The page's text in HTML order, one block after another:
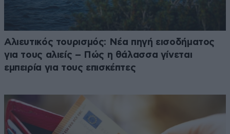
Αλιευτικός τουρισμός: Νέα πηγή εισοδήματος
για τους αλιείς – Πώς η θάλασσα γίνεται
εμπειρία για τους επισκέπτες